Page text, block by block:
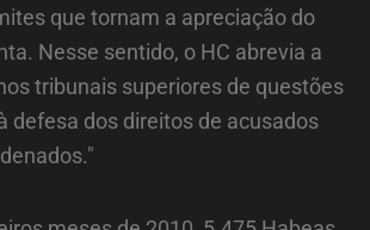
que tornam a apreciação do
Nesse sentido, o HC abrevia a
tribunais superiores de questões
defesa dos direitos de acusados